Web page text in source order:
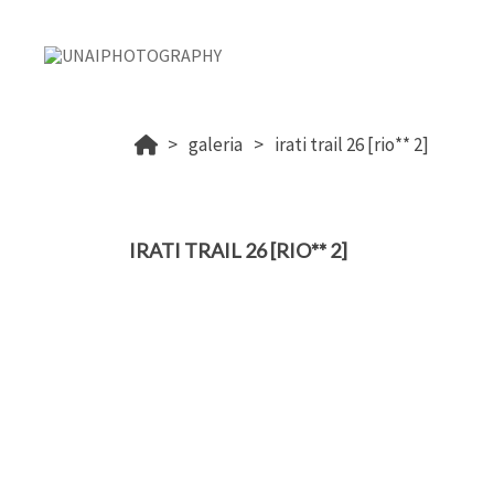
galeria irati trail 26 [rio** 2]
IRATI TRAIL 26 [RIO** 2]